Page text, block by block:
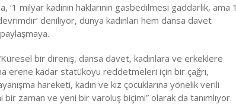
‘1 milyar kadının haklarının gasbedilmesi gaddarlık, ama 1
deniliyor, dünya kadınları hem dansa davet
bir direniş, dansa davet, kadınlara ve erkeklere
erene kadar statükoyu reddetmeleri için bir çağrı,
hareketi, kadın ve kız çocuklarına yönelik verili
zaman ve yeni bir varoluş biçimi” olarak da tanımlıyor.